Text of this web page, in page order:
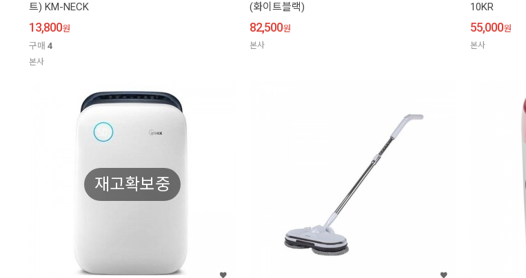
트) KM-NECK
13,800원
구매 4
본사
(화이트블랙)
82,500원
본사
10KR
55,000원
본사
재고확보중